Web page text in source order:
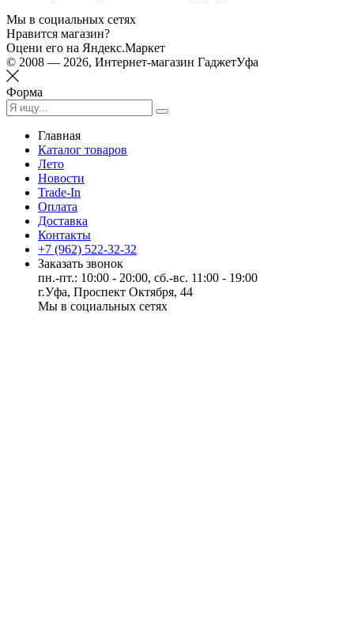
Мы в социальных сетях
Нравится магазин?
Оцени его на Яндекс.Маркет
© 2008 — 2026, Интернет-магазин ГаджетУфа
Форма
Главная
Каталог товаров
Лето
Новости
Trade-In
Оплата
Доставка
Контакты
+7 (962) 522-32-32
Заказать звонок
пн.-пт.: 10:00 - 20:00, сб.-вс. 11:00 - 19:00
г.Уфа, Проспект Октября, 44
Мы в социальных сетях